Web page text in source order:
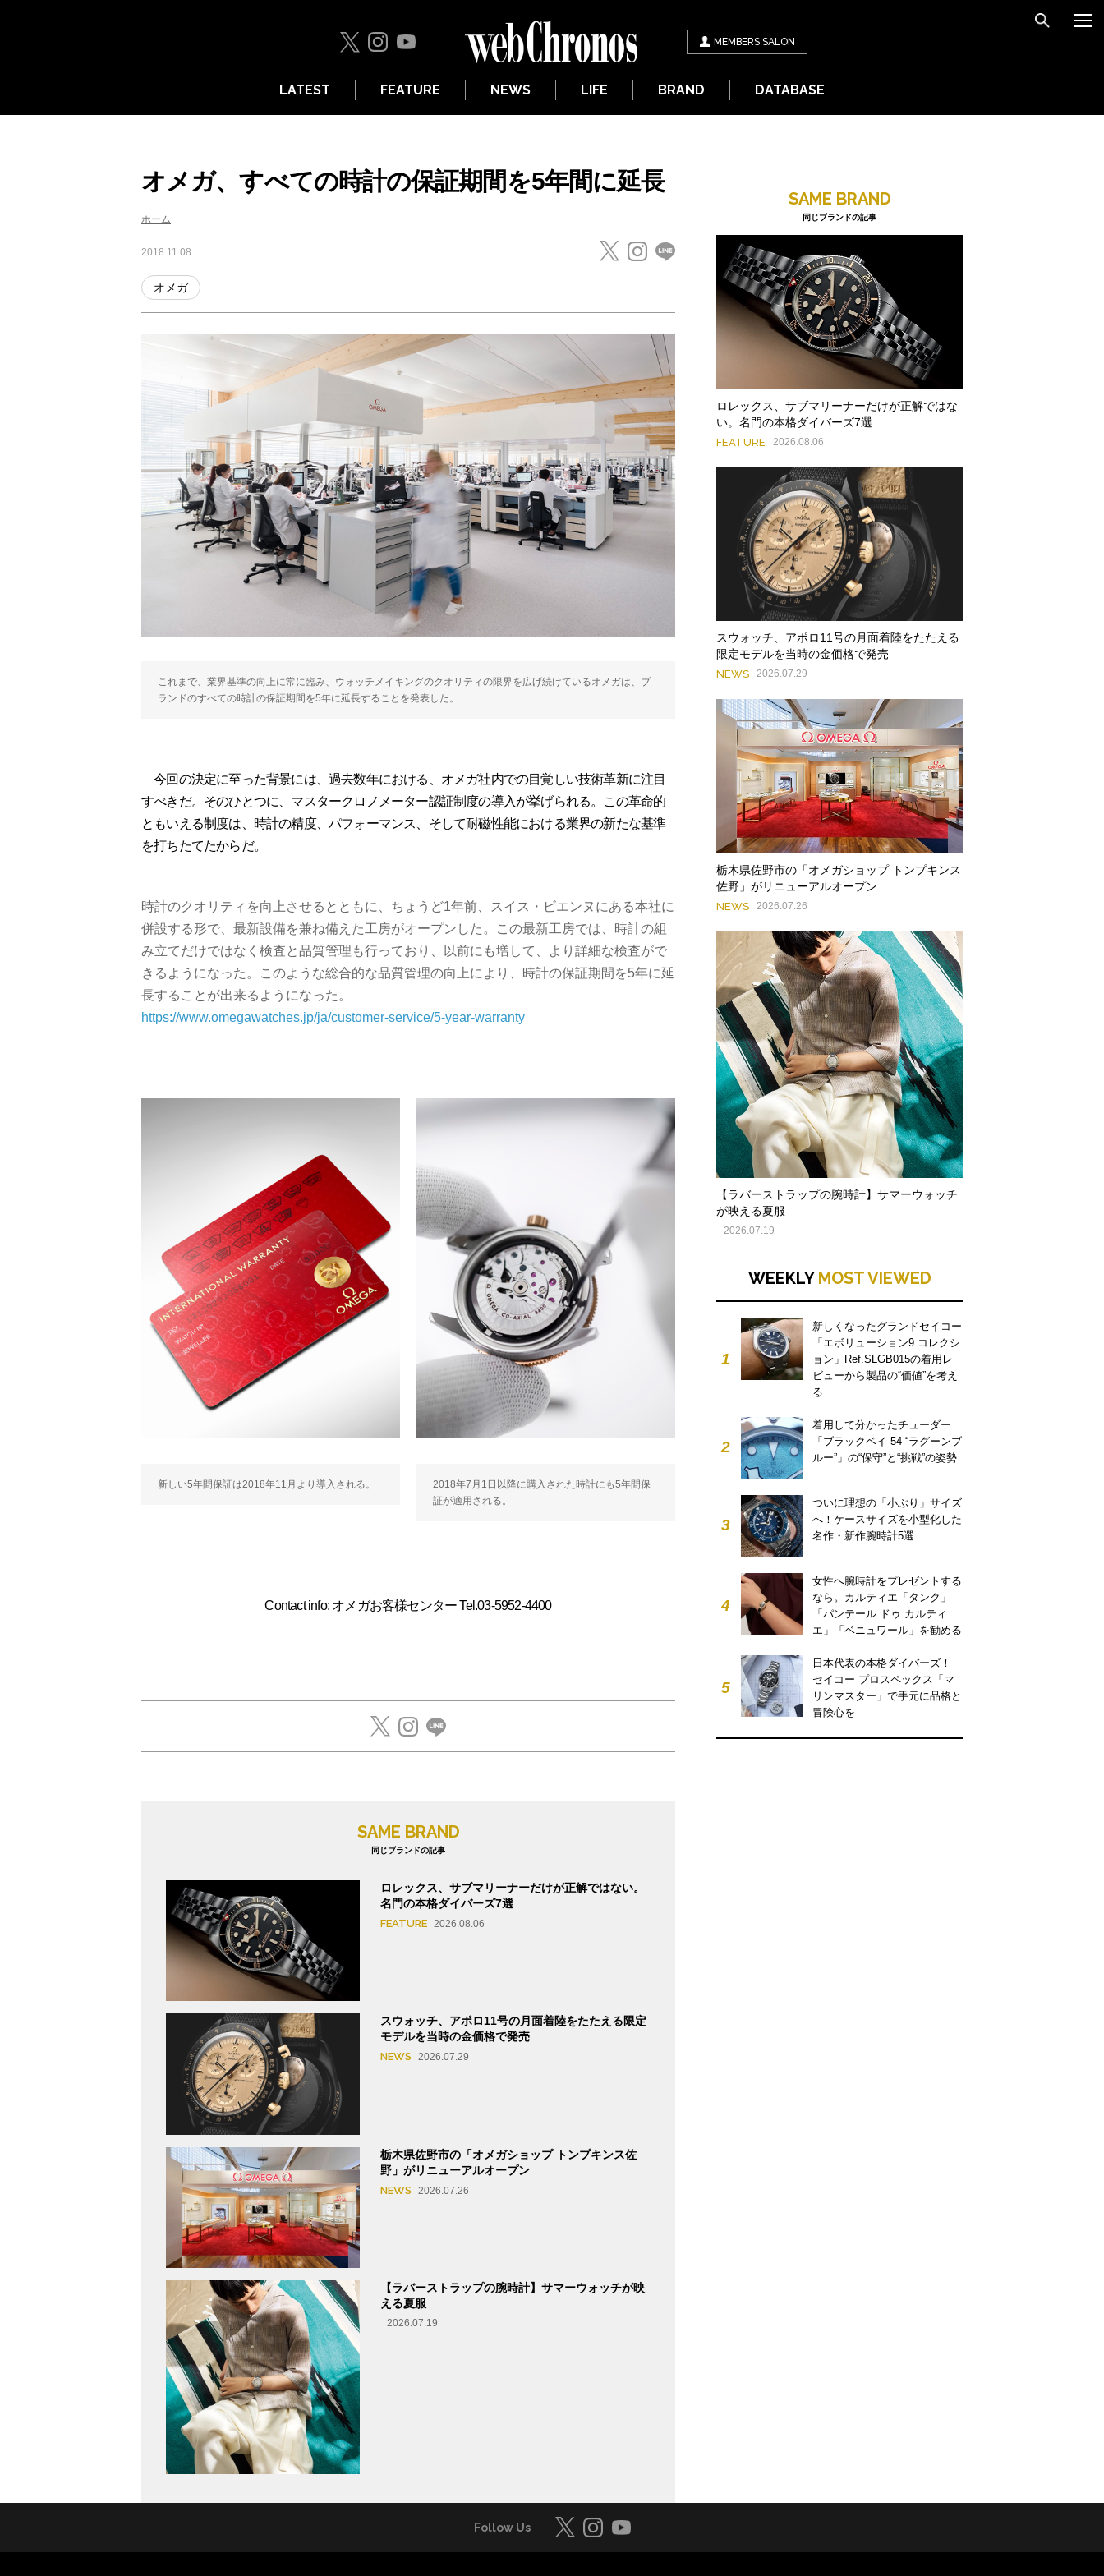
MEMBERS SALON
LATEST FEATURE NEWS LIFE BRAND DATABASE
オメガ、すべての時計の保証期間を5年間に延長
ホーム
2018.11.08
オメガ
これまで、業界基準の向上に常に臨み、ウォッチメイキングのクオリティの限界を広げ続けているオメガは、ブ
ランドのすべての時計の保証期間を5年に延長することを発表した。
今回の決定に至った背景には、過去数年における、オメガ社内での目覚しい技術革新に注目
すべきだ。そのひとつに、マスタークロノメーター認証制度の導入が挙げられる。この革命的
ともいえる制度は、時計の精度、パフォーマンス、そして耐磁性能における業界の新たな基準
を打ちたてたからだ。
時計のクオリティを向上させるとともに、ちょうど1年前、スイス・ビエンヌにある本社に
併設する形で、最新設備を兼ね備えた工房がオープンした。この最新工房では、時計の組
み立てだけではなく検査と品質管理も行っており、以前にも増して、より詳細な検査がで
きるようになった。このような総合的な品質管理の向上により、時計の保証期間を5年に延
長することが出来るようになった。
https://www.omegawatches.jp/ja/customer-service/5-year-warranty
新しい5年間保証は2018年11月より導入される。
2018年7月1日以降に購入された時計にも5年間保
証が適用される。
Contact info: オメガお客様センター Tel.03-5952-4400
SAME BRAND
同じブランドの記事
ロレックス、サブマリーナーだけが正解ではない。
名門の本格ダイバーズ7選
FEATURE 2026.08.06
スウォッチ、アポロ11号の月面着陸をたたえる限定
モデルを当時の金価格で発売
NEWS 2026.07.29
栃木県佐野市の「オメガショップ トンプキンス佐
野」がリニューアルオープン
NEWS 2026.07.26
【ラバーストラップの腕時計】サマーウォッチが映
える夏服
2026.07.19
SAME BRAND
同じブランドの記事
ロレックス、サブマリーナーだけが正解ではな
い。名門の本格ダイバーズ7選
FEATURE 2026.08.06
スウォッチ、アポロ11号の月面着陸をたたえる
限定モデルを当時の金価格で発売
NEWS 2026.07.29
栃木県佐野市の「オメガショップ トンプキンス
佐野」がリニューアルオープン
NEWS 2026.07.26
【ラバーストラップの腕時計】サマーウォッチ
が映える夏服
2026.07.19
WEEKLY MOST VIEWED
1
新しくなったグランドセイコー
「エボリューション9 コレクシ
ョン」Ref.SLGB015の着用レ
ビューから製品の“価値”を考え
る
2
着用して分かったチューダー
「ブラックベイ 54 “ラグーンブ
ルー”」の“保守”と“挑戦”の姿勢
3
ついに理想の「小ぶり」サイズ
へ！ケースサイズを小型化した
名作・新作腕時計5選
4
女性へ腕時計をプレゼントする
なら。カルティエ「タンク」
「パンテール ドゥ カルティ
エ」「ベニュワール」を勧める
5
日本代表の本格ダイバーズ！
セイコー プロスペックス「マ
リンマスター」で手元に品格と
冒険心を
Follow Us